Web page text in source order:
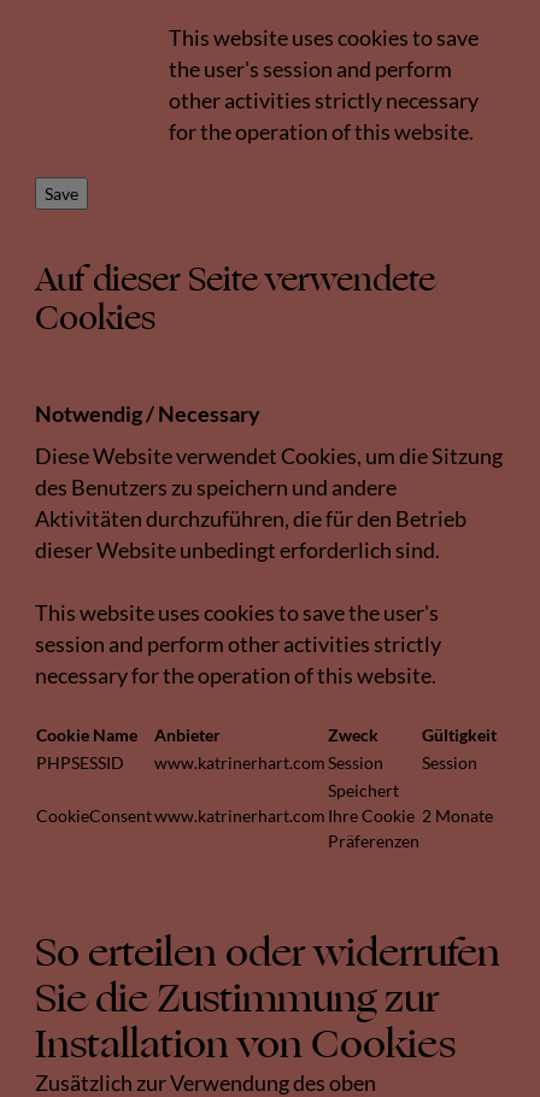
This website uses cookies to save
the user's session and perform
other activities strictly necessary
for the operation of this website.
Auf dieser Seite verwendete
Cookies
Notwendig / Necessary
Diese Website verwendet Cookies, um die Sitzung
des Benutzers zu speichern und andere
Aktivitäten durchzuführen, die für den Betrieb
dieser Website unbedingt erforderlich sind.
This website uses cookies to save the user's
session and perform other activities strictly
necessary for the operation of this website.
Cookie Name Anbieter Zweck
Gültigkeit
PHPSESSID
www.katrinerhart.comSession Session
CookieConsentwww.katrinerhart.com
Speichert
Ihre Cookie
Präferenzen
2 Monate
So erteilen oder widerrufen
Sie die Zustimmung zur
Installation von Cookies
Zusätzlich zur Verwendung des oben